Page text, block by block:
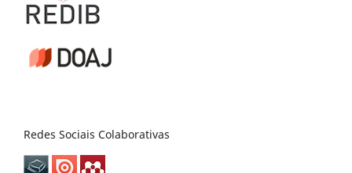
Redes Sociais Colaborativas